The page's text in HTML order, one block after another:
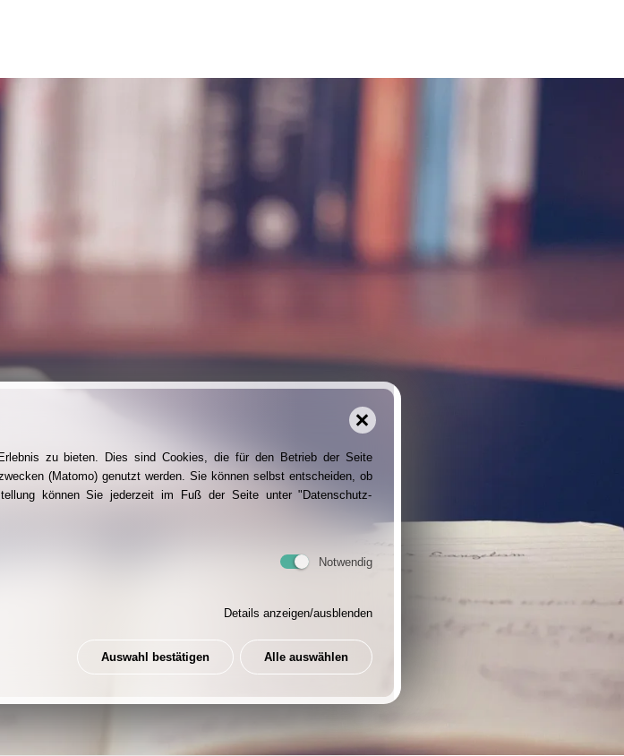
zu bieten. Dies sind Cookies, die für den Betrieb der Seite
(Matomo) genutzt werden. Sie können selbst entscheiden, ob
können Sie jederzeit im Fuß der Seite unter "Datenschutz-
Notwendig
Details anzeigen/ausblenden
Auswahl bestätigen Alle auswählen